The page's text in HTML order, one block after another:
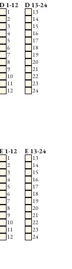
D 1-12
1
2
3
4
5
6
7
8
9
10
11
12
D 13-24
13
14
15
16
17
18
19
20
21
22
23
24
E 1-12
1
2
3
4
5
6
7
8
9
10
11
12
E 13-24
13
14
15
16
17
18
19
20
21
22
23
24